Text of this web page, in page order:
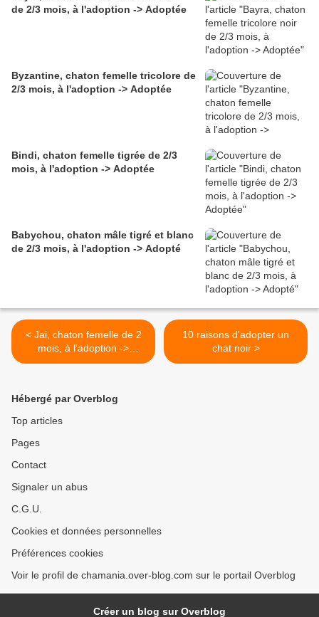
de 2/3 mois, à l'adoption -> Adoptée
Byzantine, chaton femelle tricolore de
2/3 mois, à l'adoption -> Adoptée
Bindi, chaton femelle tigrée de 2/3
mois, à l'adoption -> Adoptée
Babychou, chaton mâle tigré et blanc
de 2/3 mois, à l'adoption -> Adopté
< Jai, chaton femelle de 2
mois, à l'adoption ->
adoptée
10 raisons d'adopter un
chat noir >
Hébergé par Overblog
Top articles
Pages
Contact
Signaler un abus
C.G.U.
Cookies et données personnelles
Préférences cookies
Voir le profil de chamania.over-blog.com sur le portail Overblog
Créer un blog sur Overblog